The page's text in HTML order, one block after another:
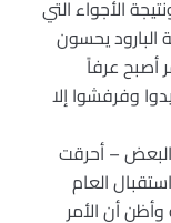
الأجواء التي
البارود يحسون
أصبح عرفاً
وفرفشوا إلا
– أحرقت
العام
أن الأمر